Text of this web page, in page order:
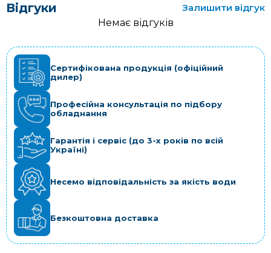
Відгуки
Залишити відгук
Немає відгуків
Сертифікована продукція (офіційний
дилер)
Професійна консультація по підбору
обладнання
Гарантія і сервіс (до 3-х років по всій
Україні)
Несемо відповідальність за якість води
Безкоштовна доставка